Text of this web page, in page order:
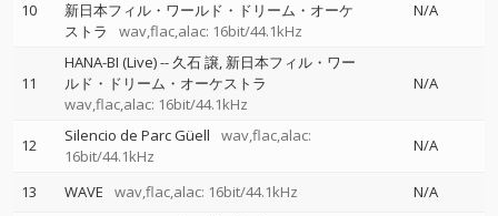
10
新日本フィル・ワールド・ドリーム・オーケ
ストラ
wav,flac,alac: 16bit/44.1kHz
N/A
11
HANA-BI (Live)-- 久石 譲 新日本フィル・ワー
ルド・ドリーム・オーケストラ
wav,flac,alac: 16bit/44.1kHz
N/A
12 Silencio de Parc Güell
wav,flac,alac:
16bit/44.1kHz
N/A
13 WAVE wav,flac,alac: 16bit/44.1kHz N/A